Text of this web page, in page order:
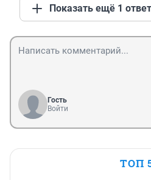
Показать ещё 1 ответ
Гость
Войти
ТОП